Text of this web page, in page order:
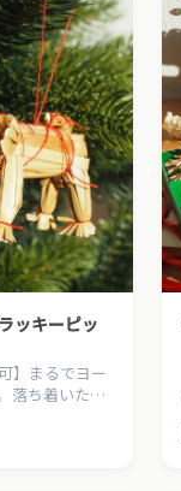
ッキーピッ
】まるでヨー
落ち着いた雰
ルのクリスマ